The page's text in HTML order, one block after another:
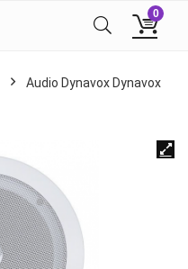
0
Audio Dynavox Dynavox